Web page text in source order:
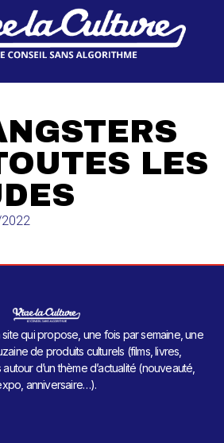
LES
qui propose, une fois par semaine, une
de produits culturels (films, livres,
d’un thème d’actualité (nouveauté,
anniversaire…).